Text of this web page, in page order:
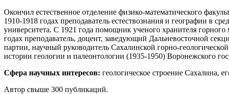
Окончил естественное отделение физико-математического
1910-1918 годах преподаватель естествознания и географии в
университета. С 1921 года помощник ученого хранителя
годах преподаватель, доцент, заведующий Дальневосточной
партии, научный руководитель Сахалинской горно-
истории геологии и палеонтологии (1935-1950) Воронежского
Сфера научных интересов: геологическое строение Сахалина,
Автор свыше 300 публикаций.